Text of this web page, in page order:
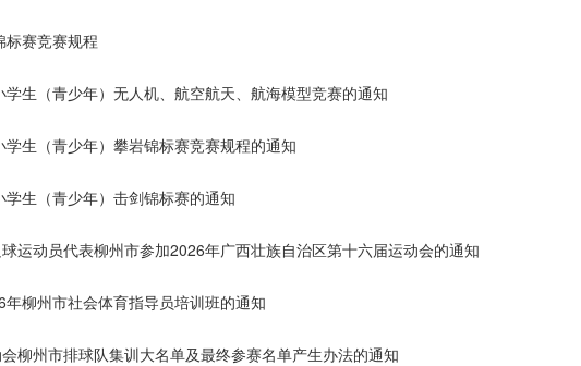
赛竞赛规程
生（青少年）无人机、航空航天、航海模型竞赛的通知
生（青少年）攀岩锦标赛竞赛规程的通知
生（青少年）击剑锦标赛的通知
运动员代表柳州市参加2026年广西壮族自治区第十六届运动会的通知
柳州市社会体育指导员培训班的通知
柳州市排球队集训大名单及最终参赛名单产生办法的通知